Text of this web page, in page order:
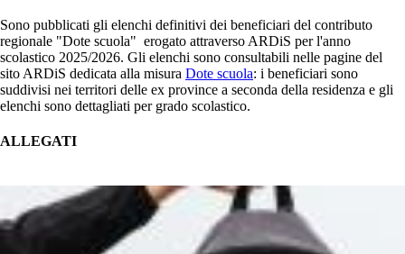
Sono pubblicati gli elenchi definitivi dei beneficiari del contributo
regionale "Dote scuola" erogato attraverso ARDiS per l'anno
scolastico 2025/2026. Gli elenchi sono consultabili nelle pagine del
sito ARDiS dedicata alla misura Dote scuola: i beneficiari sono
suddivisi nei territori delle ex province a seconda della residenza e gli
elenchi sono dettagliati per grado scolastico.
ALLEGATI